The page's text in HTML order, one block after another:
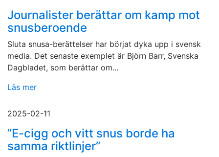
Journalister berättar om kamp mot
snusberoende
Sluta snusa-berättelser har börjat dyka upp i svensk
media. Det senaste exemplet är Björn Barr, Svenska
Dagbladet, som berättar om...
Läs mer
2025-02-11
”E-cigg och vitt snus borde ha
samma riktlinjer”